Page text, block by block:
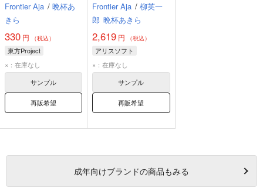
Frontier Aja / 晩杯あ
きら
330 円 （税込）
東方Project
×：在庫なし
サンプル
再販希望
Frontier Aja / 柳英一
郎 晩杯あきら
2,619 円 （税込）
アリスソフト
×：在庫なし
サンプル
再販希望
成年向けブランドの商品もみる